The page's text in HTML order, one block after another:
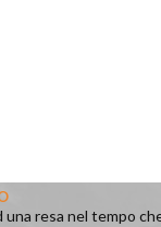
una resa nel tempo